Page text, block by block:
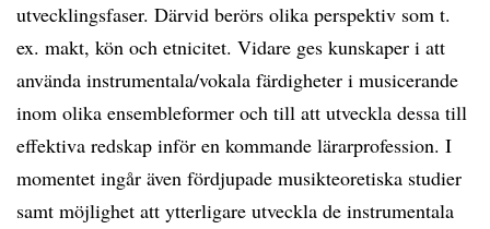
utvecklingsfaser. Därvid berörs olika perspektiv som t.
ex. makt, kön och etnicitet. Vidare ges kunskaper i att
använda instrumentala/vokala färdigheter i musicerande
inom olika ensembleformer och till att utveckla dessa till
effektiva redskap inför en kommande lärarprofession. I
momentet ingår även fördjupade musikteoretiska studier
samt möjlighet att ytterligare utveckla de instrumentala